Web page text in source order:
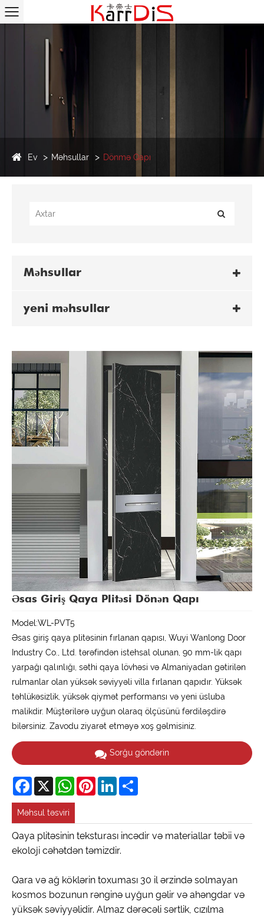
Ev Məhsullar Dönmə Qapı
Məhsullar
yeni məhsullar
Əsas Giriş Qaya Plitəsi Dönən Qapı
Model:WL-PVT5
Əsas giriş qaya plitəsinin fırlanan qapısı, Wuyi Wanlong Door
Industry Co., Ltd. tərəfindən istehsal olunan, 90 mm-lik qapı
yarpağı qalınlığı, səthi qaya lövhəsi və Almaniyadan gətirilən
rulmanlar olan yüksək səviyyəli villa fırlanan qapıdır. Yüksək
təhlükəsizlik, yüksək qiymət performansı və yeni üsluba
malikdir. Müştərilərə uyğun olaraq ölçüsünü fərdiləşdirə
bilərsiniz. Zavodu ziyarət etməyə xoş gəlmisiniz.
Sorğu göndərin
Facebook
X WhatsAppPinterestLinkedIn
Məhsul təsviri
Qaya plitəsinin teksturası incədir və materiallar təbii və
ekoloji cəhətdən təmizdir.
Qara və ağ köklərin toxuması 30 il ərzində solmayan
kosmos bozunun rənginə uyğun gəlir və ahəngdar və
yüksək səviyyəlidir. Almaz dərəcəli sərtlik, cızılma